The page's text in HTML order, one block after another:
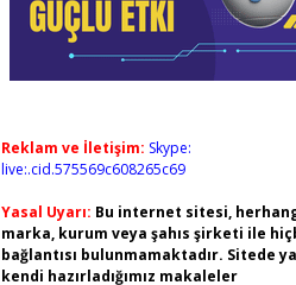
Reklam ve İletişim: Skype:
live:.cid.575569c608265c69
Yasal Uyarı: Bu internet sitesi,
marka, kurum veya şahıs şirketi ile
bağlantısı bulunmamaktadır. Sitede
kendi hazırladığımız makaleler